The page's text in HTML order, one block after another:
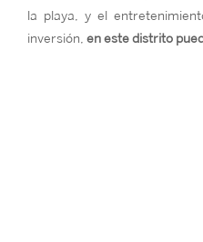
la playa, y el
inversión, en este distrito